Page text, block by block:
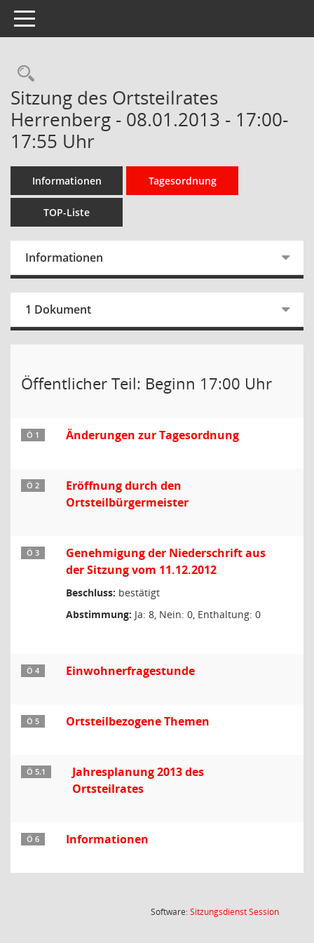
Toggle navigation
Rechercheauswahl
Sitzung des Ortsteilrates
Herrenberg - 08.01.2013 - 17:00-
17:55 Uhr
Informationen Tagesordnung
TOP-Liste
Informationen
1 Dokument
Öffentlicher Teil: Beginn 17:00 Uhr
Ö 1 Änderungen zur Tagesordnung
Ö 2
Eröffnung durch den
Ortsteilbürgermeister
Ö 3
Genehmigung der Niederschrift aus
der Sitzung vom 11.12.2012
Beschluss: bestätigt
Abstimmung: Ja: 8, Nein: 0, Enthaltung: 0
Ö 4 Einwohnerfragestunde
Ö 5 Ortsteilbezogene Themen
Ö 5.1
Jahresplanung 2013 des
Ortsteilrates
Ö 6 Informationen
Software:SitzungsdienstSession(Wird in